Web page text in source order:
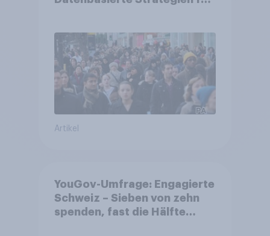
Artikel
YouGov-Umfrage: Engagierte
Schweiz – Sieben von zehn
spenden, fast die Hälfte